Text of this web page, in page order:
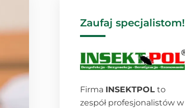
Zaufaj specjalistom!
Firma INSEKTPOL to
zespół profesjonalistów w